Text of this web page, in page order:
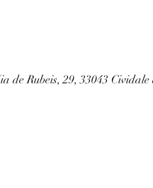
de Rubeis, 29, 33043